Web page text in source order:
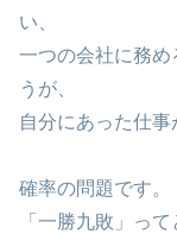
い、
一つの会社に務め
うが、
自分にあった仕事
確率の問題です。
「一勝九敗」っ